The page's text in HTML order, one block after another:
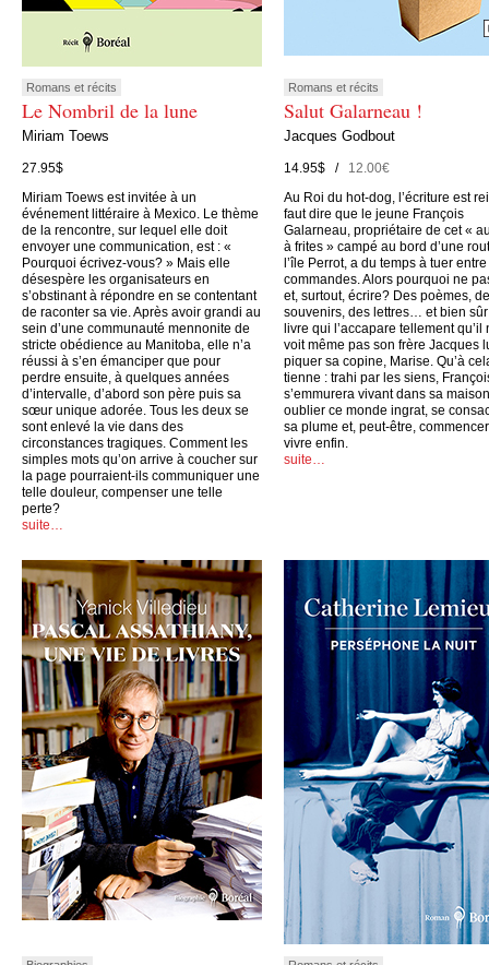
Romans et récits
Le Nombril de la lune
Miriam Toews
27.95$
Miriam Toews est invitée à un
événement littéraire à Mexico. Le thème
de la rencontre, sur lequel elle doit
envoyer une communication, est : «
Pourquoi écrivez-vous? » Mais elle
désespère les organisateurs en
s’obstinant à répondre en se contentant
de raconter sa vie. Après avoir grandi au
sein d’une communauté mennonite de
stricte obédience au Manitoba, elle n’a
réussi à s’en émanciper que pour
perdre ensuite, à quelques années
d’intervalle, d’abord son père puis sa
sœur unique adorée. Tous les deux se
sont enlevé la vie dans des
circonstances tragiques. Comment les
simples mots qu’on arrive à coucher sur
la page pourraient-ils communiquer une
telle douleur, compenser une telle
perte?
suite…
Romans et récits
Salut Galarneau !
Jacques Godbout
14.95$ /12.00€
Au Roi du hot-dog, l’écriture est
faut dire que le jeune François
Galarneau, propriétaire de cet «
à frites » campé au bord d’une
l’île Perrot, a du temps à tuer
commandes. Alors pourquoi ne
et, surtout, écrire? Des poèmes,
souvenirs, des lettres… et bien
livre qui l’accapare tellement qu’il
voit même pas son frère Jacques
piquer sa copine, Marise. Qu’à
tienne : trahi par les siens,
s’emmurera vivant dans sa
oublier ce monde ingrat, se
sa plume et, peut-être,
vivre enfin.
suite…